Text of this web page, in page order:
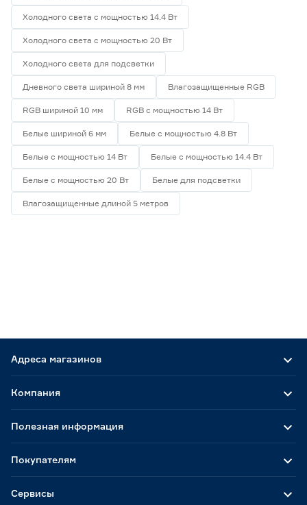
Холодного света с мощностью 14.4 Вт
Холодного света с мощностью 20 Вт
Холодного света для подсветки
Дневного света шириной 8 мм Влагозащищенные RGB
RGB шириной 10 мм RGB с мощностью 14 Вт
Белые шириной 6 мм Белые с мощностью 4.8 Вт
Белые с мощностью 14 Вт Белые с мощностью 14.4 Вт
Белые с мощностью 20 Вт Белые для подсветки
Влагозащищенные длиной 5 метров
Адреса магазинов
Компания
Полезная информация
Покупателям
Сервисы